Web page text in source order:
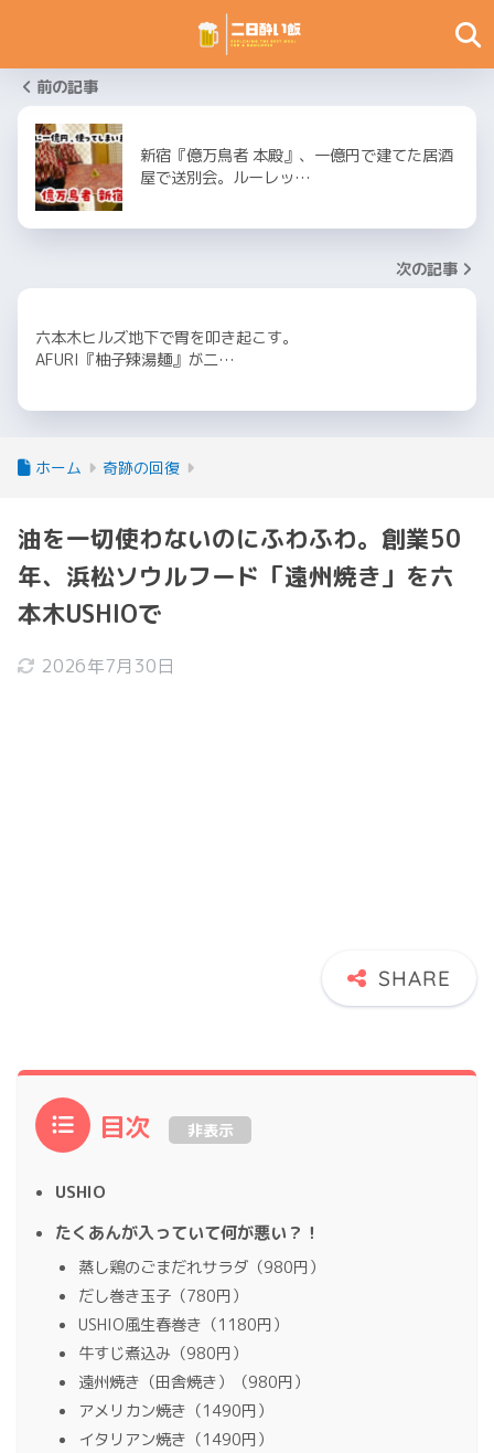
前の記事
新宿『億万鳥者 本殿』、一億円で建てた居酒
屋で送別会。ルーレッ…
次の記事
六本木ヒルズ地下で胃を叩き起こす。
AFURI『柚子辣湯麺』が二…
ホーム 奇跡の回復
油を一切使わないのにふわふわ。創業50
年、浜松ソウルフード「遠州焼き」を六
本木USHIOで
2026年7月30日
目次 非表示
USHIO
たくあんが入っていて何が悪い？！
蒸し鶏のごまだれサラダ（980円）
だし巻き玉子（780円）
USHIO風生春巻き（1180円）
牛すじ煮込み（980円）
遠州焼き（田舎焼き）（980円）
アメリカン焼き（1490円）
イタリアン焼き（1490円）